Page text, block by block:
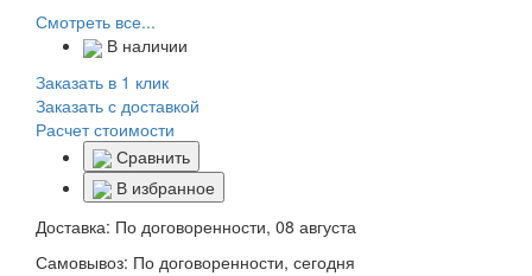
Смотреть все...
В наличии
Заказать в 1 клик
Заказать с доставкой
Расчет стоимости
Сравнить
В избранное
Доставка: По договоренности, 08 августа
Самовывоз: По договоренности, сегодня